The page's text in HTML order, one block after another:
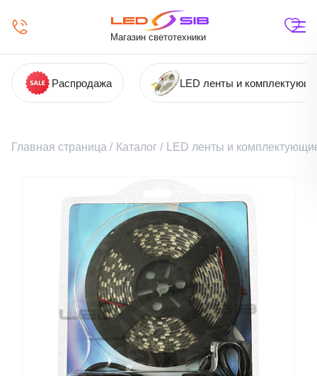
Магазин светотехники
Распродажа LED ленты и
Главная страница / Каталог / LED ленты и